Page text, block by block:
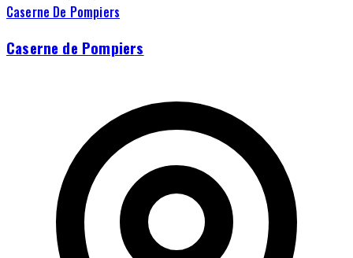
Caserne De Pompiers
Caserne de Pompiers